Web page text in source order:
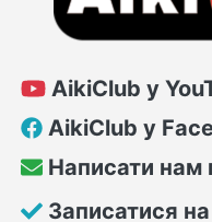
AikiClub у
AikiClub у
Написати нам
Записатися